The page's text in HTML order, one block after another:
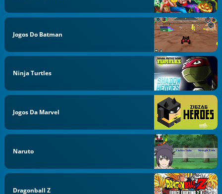
Jogos Do Batman
Ninja Turtles
Jogos Da Marvel
Naruto
Dragonball Z